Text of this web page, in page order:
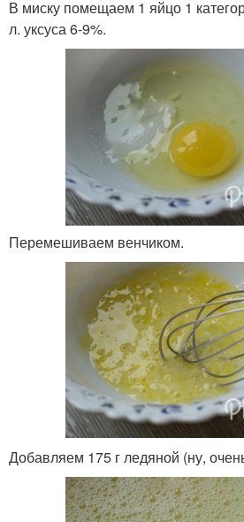
В миску помещаем 1 яйцо 1
л. уксуса 6-9%.
Перемешиваем венчиком.
Добавляем 175 г ледяной (ну,